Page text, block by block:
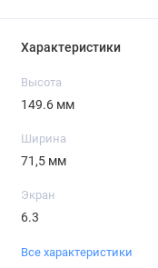
Характеристики
Высота
149.6 мм
Ширина
71,5 мм
Экран
6.3
Все характеристики